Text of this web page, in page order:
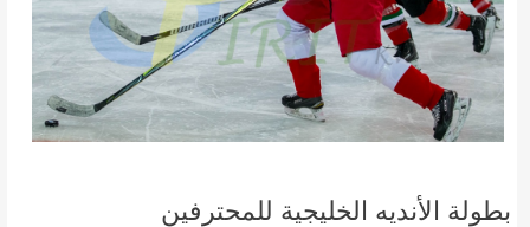
بطولة الأنديه الخليجية للمحترفين